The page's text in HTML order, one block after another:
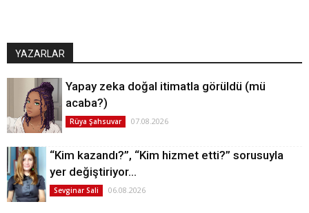
YAZARLAR
Yapay zeka doğal itimatla görüldü (mü
acaba?)
Rüya Şahsuvar 07.08.2026
“Kim kazandı?”, “Kim hizmet etti?” sorusuyla
yer değiştiriyor…
Sevginar Sali 06.08.2026